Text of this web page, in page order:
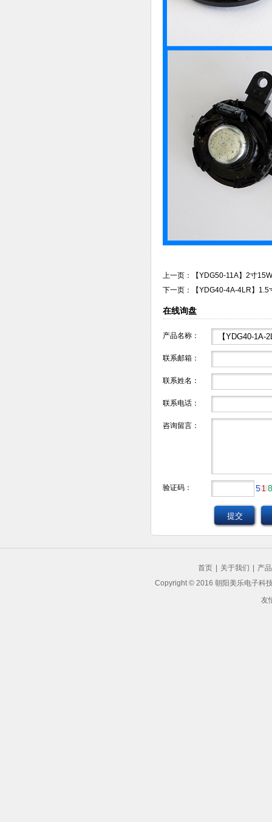
上一页：
【YDG50-11A】2寸
下一页：
【YDG40-4A-4LR】
在线询盘
产品名称：
联系邮箱：
联系姓名：
联系电话：
咨询留言：
验证码：
首页 关于我们
产
Copyright © 2016 朝阳美乐电子科
友